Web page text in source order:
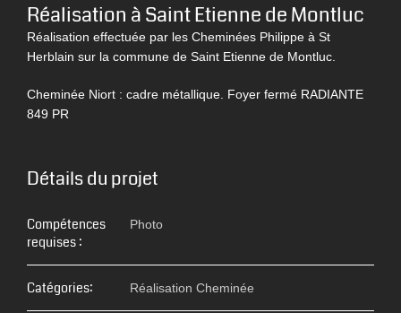
Réalisation à Saint Etienne de Montluc
Réalisation effectuée par les Cheminées Philippe à St
Herblain sur la commune de Saint Etienne de Montluc.
Cheminée Niort : cadre métallique. Foyer fermé RADIANTE
849 PR
Détails du projet
Compétences
requises :
Photo
Catégories: Réalisation Cheminée